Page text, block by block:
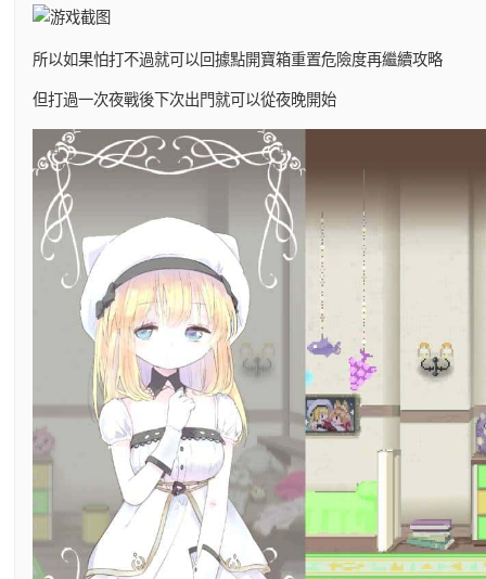
所以如果怕打不過就可以回據點開寶箱重置危險度再繼續攻略
但打過一次夜戰後下次出門就可以從夜晚開始